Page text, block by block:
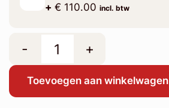
+ € 110.00 incl. btw
- +
Toevoegen aan winkelwagen